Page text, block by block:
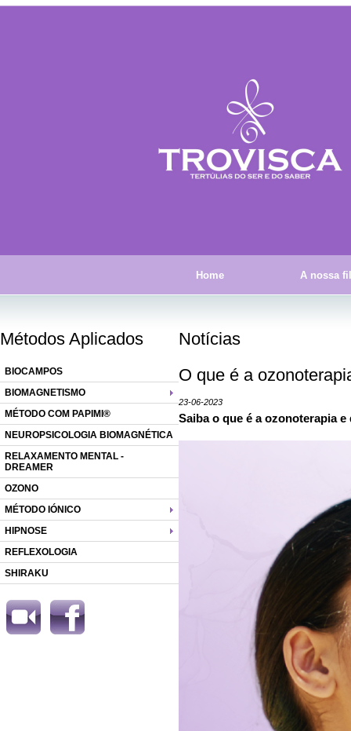
Home A nossa
Métodos Aplicados
BIOCAMPOS
BIOMAGNETISMO
MÉTODO COM PAPIMI®
NEUROPSICOLOGIA BIOMAGNÉTICA
RELAXAMENTO MENTAL -
DREAMER
OZONO
MÉTODO IÓNICO
HIPNOSE
REFLEXOLOGIA
SHIRAKU
Notícias
O que é a
23-06-2023
Saiba o que é a ozonoterapia